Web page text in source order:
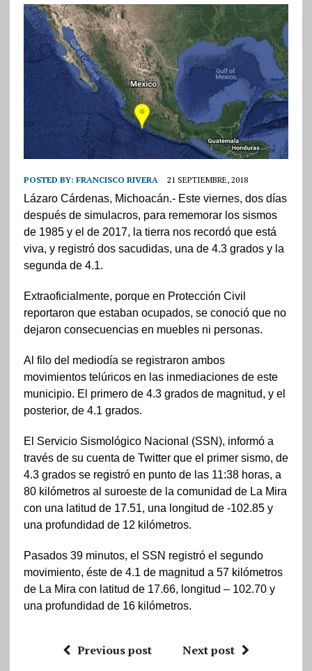
POSTED BY: FRANCISCO RIVERA 21 SEPTIEMBRE, 2018
Lázaro Cárdenas, Michoacán.- Este viernes, dos días
después de simulacros, para rememorar los sismos
de 1985 y el de 2017, la tierra nos recordó que está
viva, y registró dos sacudidas, una de 4.3 grados y la
segunda de 4.1.
Extraoficialmente, porque en Protección Civil
reportaron que estaban ocupados, se conoció que no
dejaron consecuencias en muebles ni personas.
Al filo del mediodía se registraron ambos
movimientos telúricos en las inmediaciones de este
municipio. El primero de 4.3 grados de magnitud, y el
posterior, de 4.1 grados.
El Servicio Sismológico Nacional (SSN), informó a
través de su cuenta de Twitter que el primer sismo, de
4.3 grados se registró en punto de las 11:38 horas, a
80 kilómetros al suroeste de la comunidad de La Mira
con una latitud de 17.51, una longitud de -102.85 y
una profundidad de 12 kilómetros.
Pasados 39 minutos, el SSN registró el segundo
movimiento, éste de 4.1 de magnitud a 57 kilómetros
de La Mira con latitud de 17.66, longitud – 102.70 y
una profundidad de 16 kilómetros.
Previous post Next post